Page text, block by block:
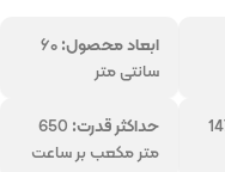
ابعاد محصول:۶۰
سانتی متر
حداکثر قدرت: 650
متر مکعب بر ساعت